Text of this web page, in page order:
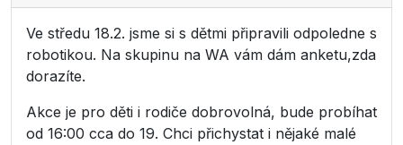
Ve středu 18.2. jsme si s dětmi připravili odpoledne s
robotikou. Na skupinu na WA vám dám anketu,zda
dorazíte.
Akce je pro děti i rodiče dobrovolná, bude probíhat
od 16:00 cca do 19. Chci přichystat i nějaké malé